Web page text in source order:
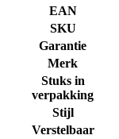
EAN
SKU
Garantie
Merk
Stuks in
verpakking
Stijl
Verstelbaar